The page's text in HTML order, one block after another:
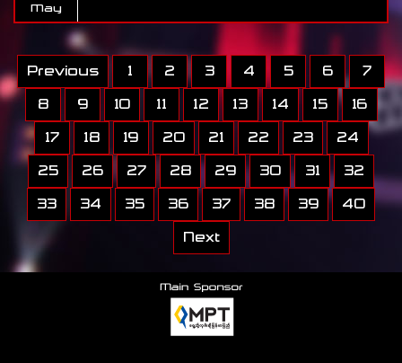
May
Previous 1 2 3 4 5 6 7
8 9 10 11 12 13 14 15 16
17 18 19 20 21 22 23 24
25 26 27 28 29 30 31 32
33 34 35 36 37 38 39 40
Next